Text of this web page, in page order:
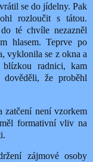
se do jídelny. Pak
rozloučit s tátou.
té chvíle nezazněl
hlasem. Teprve po
vyklonila se z okna a
radnici, kam
že proběhl
zatčení není vzorkem
formativní vliv na
zájmové osoby